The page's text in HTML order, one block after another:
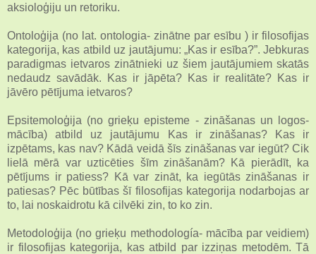
aksioloģiju un retoriku.
Ontoloģija (no lat. ontologia- zinātne par esību ) ir filosofijas
kategorija, kas atbild uz jautājumu: „Kas ir esība?”. Jebkuras
paradigmas ietvaros zinātnieki uz šiem jautājumiem skatās
nedaudz savādāk. Kas ir jāpēta? Kas ir realitāte? Kas ir
jāvēro pētījuma ietvaros?
Epsitemoloģija (no grieķu episteme - zināšanas un logos-
mācība) atbild uz jautājumu Kas ir zināšanas? Kas ir
izpētams, kas nav? Kādā veidā šīs zināšanas var iegūt? Cik
lielā mērā var uzticēties šīm zināšanām? Kā pierādīt, ka
pētījums ir patiess? Kā var zināt, ka iegūtās zināšanas ir
patiesas? Pēc būtības šī filosofijas kategorija nodarbojas ar
to, lai noskaidrotu kā cilvēki zin, to ko zin.
Metodoloģija (no grieķu methodología- mācība par veidiem)
ir filosofijas kategorija, kas atbild par izziņas metodēm. Tā